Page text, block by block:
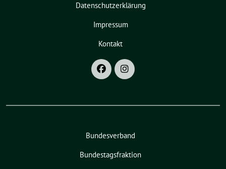
Datenschutzerklärung
Impressum
Kontakt
Bundesverband
Bundestagsfraktion